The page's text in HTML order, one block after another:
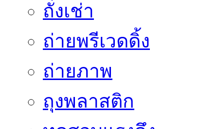
ถั่งเช่า
ถ่ายพรีเวดดิ้ง
ถ่ายภาพ
ถุงพลาสติก